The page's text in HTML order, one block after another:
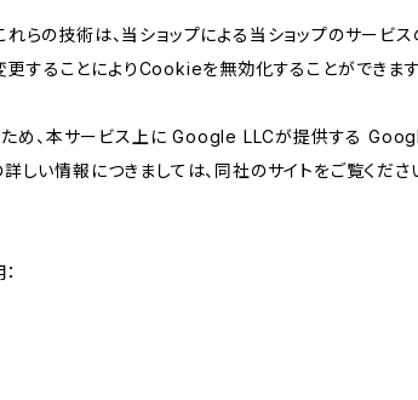
らの技術は、当ショップによる当ショップのサービ
することによりCookieを無効化することができま
ため、本サービス上に Google LLCが提供する
い情報につきましては、同社のサイトをご覧くださ